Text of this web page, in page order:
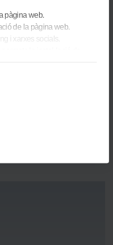
pàgina web.
de la pàgina web.
i xarxes socials.